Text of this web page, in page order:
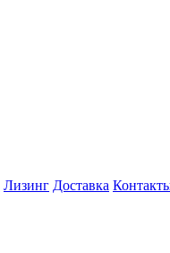
Лизинг Доставка